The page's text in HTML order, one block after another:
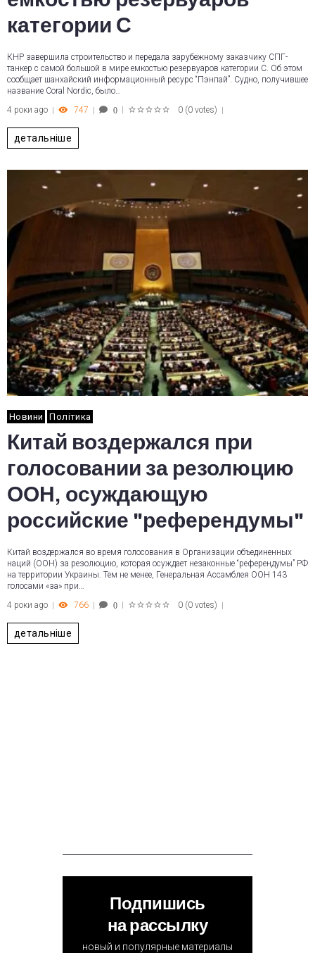
категории С
КНР завершила строительство и передала зарубежному заказчику СПГ-
танкер с самой большой в мире емкостью резервуаров категории С. Об этом
сообщает шанхайский информационный ресурс “Пэнпай”. Судно, получившее
название Coral Nordic, было…
4 роки ago
747 0 0 (0 votes)
детальніше
Новини Політика
Китай воздержался при
голосовании за резолюцию
ООН, осуждающую
российские "референдумы"
Китай воздержался во время голосования в Организации объединенных
наций (ООН) за резолюцию, которая осуждает незаконные “референдумы” РФ
на территории Украины. Тем не менее, Генеральная Ассамблея ООН 143
голосами «за» при…
4 роки ago
766 0 0 (0 votes)
детальніше
Подпишись
на рассылку
новый и популярные материалы